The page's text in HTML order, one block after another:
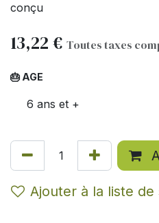
conçu
13,22 € Toutes taxes
🎂 AGE
6 ans et +
Ajouter à la liste de